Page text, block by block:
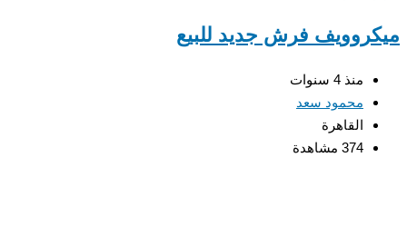
ميكروويف فرش جديد للبيع
منذ 4 سنوات
محمود سعد
القاهرة
374 مشاهدة